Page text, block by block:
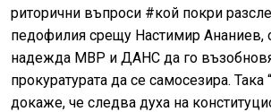
риторични въпроси #кой покри
педофилия срещу Настимир Ананиев,
надежда МВР и ДАНС да го
прокуратурата да се самосезира.
докаже, че следва духа на